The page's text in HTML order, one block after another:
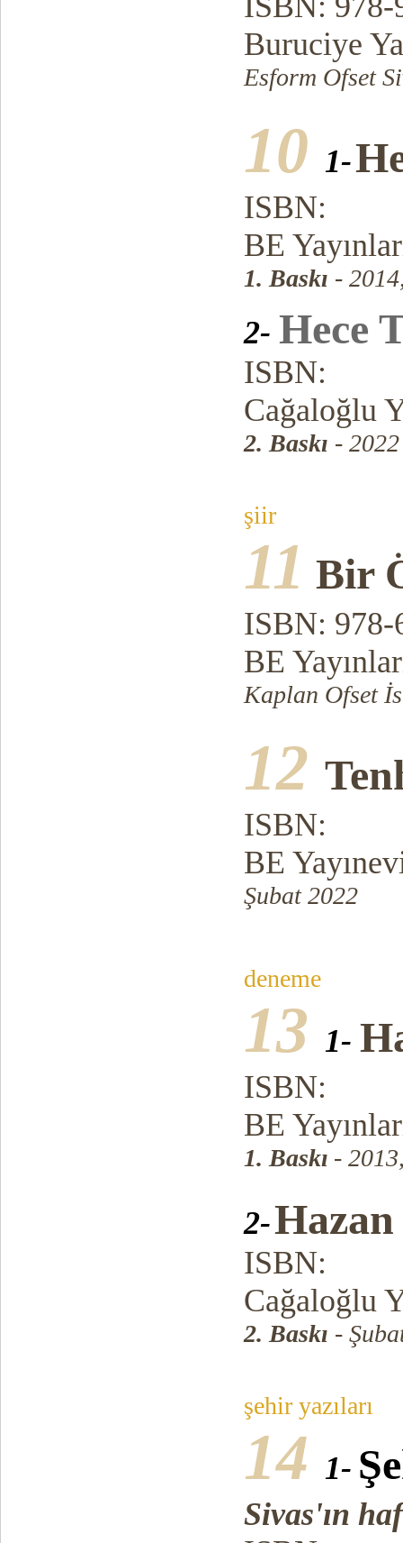
Buruciye
Esform Ofset
10 1-
ISBN:
BE
1. Baskı -
2- Hece
ISBN:
Cağaloğlu
2. Baskı - 2022
şiir
11 Bir
ISBN: 978-
BE
Kaplan Ofset
12
ISBN:
BE
Şubat 2022
deneme
13 1-
ISBN:
BE
1. Baskı -
2-
ISBN:
Cağaloğlu
2. Baskı -
şehir yazıları
14 1-
Sivas'ın